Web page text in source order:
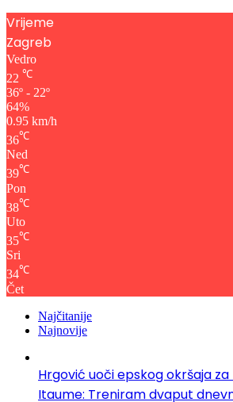
Vrijeme
Zagreb
Vedro
22 ℃
36º - 22º
64%
0.95 km/h
36℃
Ned
39℃
Pon
38℃
Uto
35℃
Sri
34℃
Čet
Najčitanije
Najnovije
Hrgović uoči epskog okršaja
Itaume: Treniram dvaput